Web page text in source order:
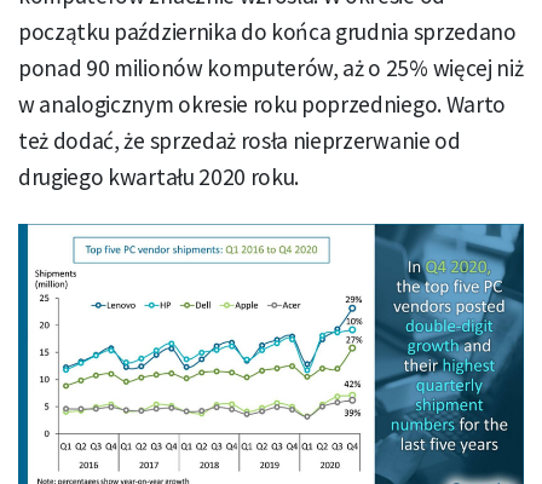
początku października do końca grudnia sprzedano
ponad 90 milionów komputerów, aż o 25% więcej niż
w analogicznym okresie roku poprzedniego. Warto
też dodać, że sprzedaż rosła nieprzerwanie od
drugiego kwartału 2020 roku.